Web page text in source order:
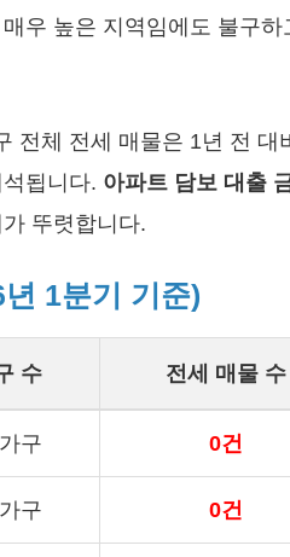
우 높은 지역임에도 불구
전체 전세 매물은 1년 전 대
됩니다. 아파트 담보 대출
뚜렷합니다.
1분기 기준)
수 전세 매물 수
구 0건
구 0건